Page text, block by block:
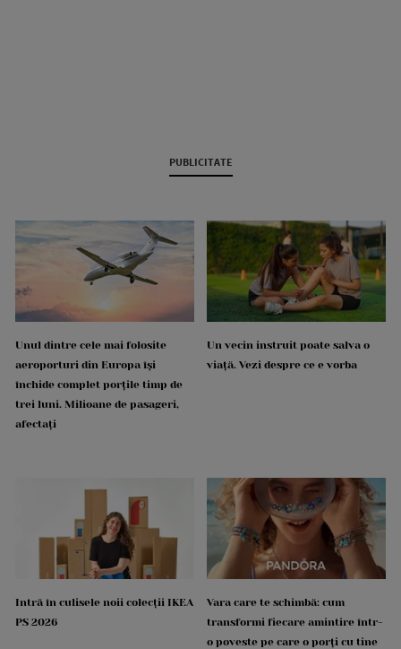
PUBLICITATE
Unul dintre cele mai folosite
aeroporturi din Europa își
închide complet porțile timp de
trei luni. Milioane de pasageri,
afectați
Un vecin instruit poate salva o
viață. Vezi despre ce e vorba
Intră în culisele noii colecții IKEA
PS 2026
Vara care te schimbă: cum
transformi fiecare amintire într-
o poveste pe care o porți cu tine